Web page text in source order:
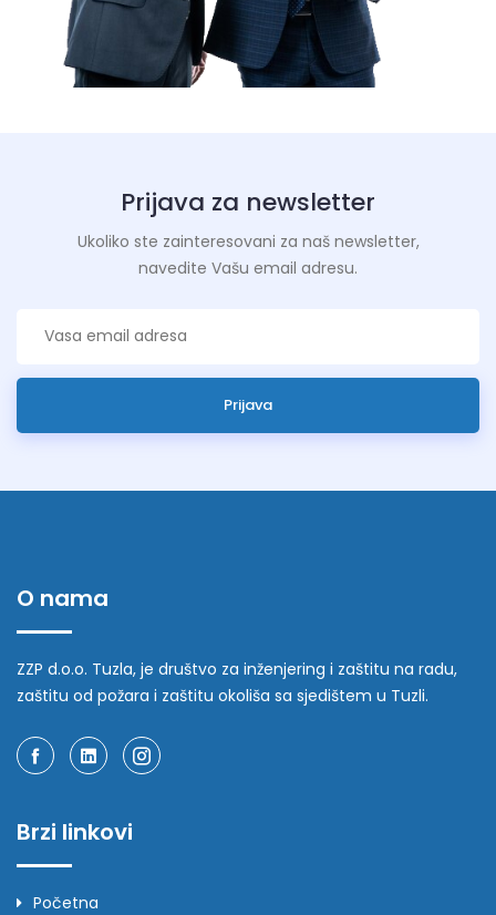
Prijava za newsletter
Ukoliko ste zainteresovani za naš newsletter,
navedite Vašu email adresu.
Prijava
O nama
ZZP d.o.o. Tuzla, je društvo za inženjering i zaštitu na radu,
zaštitu od požara i zaštitu okoliša sa sjedištem u Tuzli.
Brzi linkovi
Početna